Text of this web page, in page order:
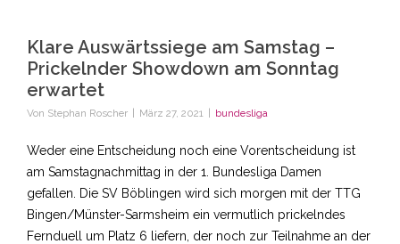
Klare Auswärtssiege am Samstag –
Prickelnder Showdown am Sonntag
erwartet
Von Stephan Roscher März 27, 2021 bundesliga
Weder eine Entscheidung noch eine Vorentscheidung ist
am Samstagnachmittag in der 1. Bundesliga Damen
gefallen. Die SV Böblingen wird sich morgen mit der TTG
Bingen/Münster-Sarmsheim ein vermutlich prickelndes
Fernduell um Platz 6 liefern, der noch zur Teilnahme an der